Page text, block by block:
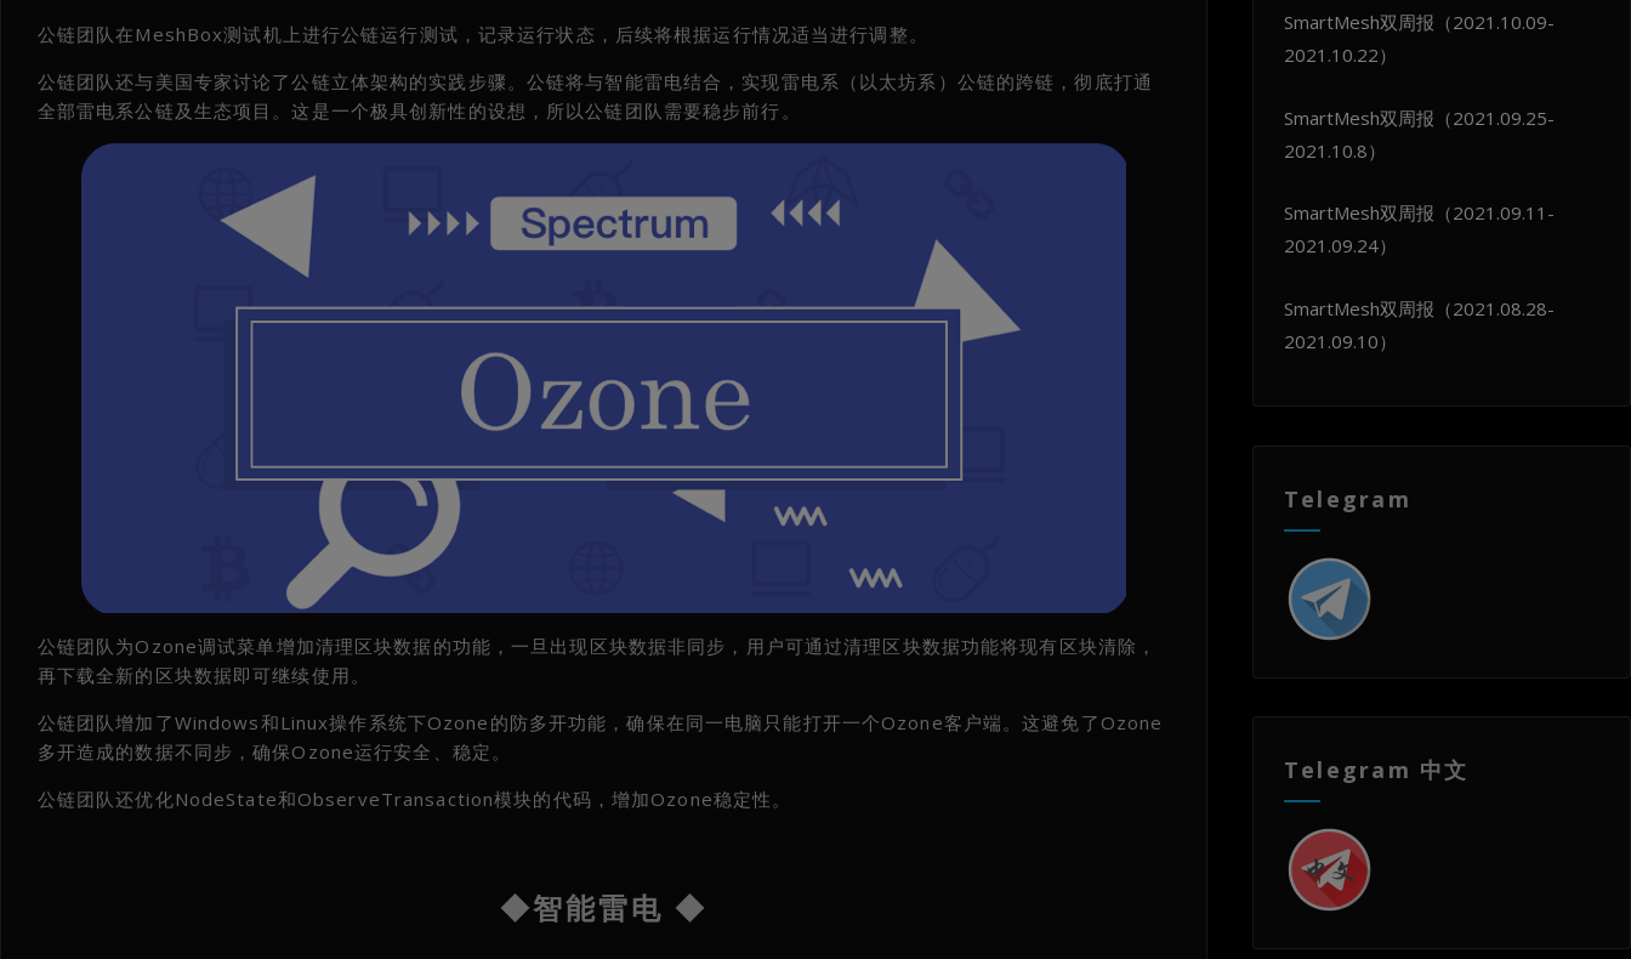
公链团队在MeshBox测试机上进行公链运行测试，记录运行状态，后续将根据运行情况适当进行调整。
公链团队还与美国专家讨论了公链立体架构的实践步骤。公链将与智能雷电结合，实现雷电系（以太坊系）公链的跨链，彻底打通
全部雷电系公链及生态项目。这是一个极具创新性的设想，所以公链团队需要稳步前行。
公链团队为Ozone调试菜单增加清理区块数据的功能，一旦出现区块数据非同步，用户可通过清理区块数据功能将现有区块清除，
再下载全新的区块数据即可继续使用。
公链团队增加了Windows和Linux操作系统下Ozone的防多开功能，确保在同一电脑只能打开一个Ozone客户端。这避免了Ozone
多开造成的数据不同步，确保Ozone运行安全、稳定。
公链团队还优化NodeState和ObserveTransaction模块的代码，增加Ozone稳定性。
◆智能雷电 ◆
SmartMesh双周报（2021.10.09-
2021.10.22）
SmartMesh双周报（2021.09.25-
2021.10.8）
SmartMesh双周报（2021.09.11-
2021.09.24）
SmartMesh双周报（2021.08.28-
2021.09.10）
Telegram
Telegram 中文